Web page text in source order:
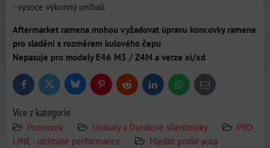
- vysoce výkonný uniball
Aftermarket ramena mohou vyžadovat úpravu koncovky ramene
pro sladění s rozměrem kulového čepu
Nepasuje pro modely E46 M3 / Z4M a verze xi/xd
FacebookTwitter BlueskyPinterestReddit LinkedInWhatsApp
E-
mail
Více z kategorie
Podvozek Unibaly a Duralové silentbloky
PRO
LINE - ultimate performance
Hledat podle auta